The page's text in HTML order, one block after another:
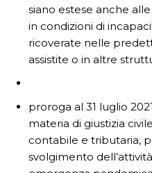
siano estese anche
in condizioni di
ricoverate nelle
assistite o in altre
proroga al 31 luglio
materia di giustizia
contabile e tributaria,
svolgimento